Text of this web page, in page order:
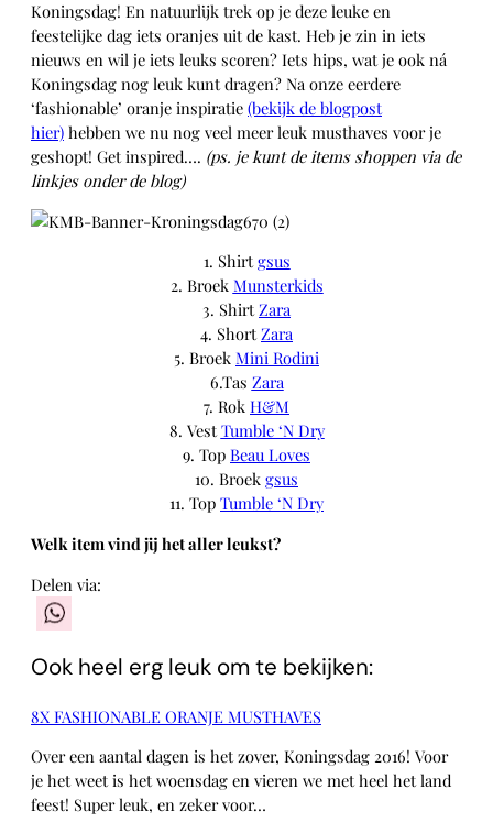
Koningsdag! En natuurlijk trek op je deze leuke en
feestelijke dag iets oranjes uit de kast. Heb je zin in iets
nieuws en wil je iets leuks scoren? Iets hips, wat je ook ná
Koningsdag nog leuk kunt dragen? Na onze eerdere
‘fashionable’ oranje inspiratie (bekijk de blogpost
hier) hebben we nu nog veel meer leuk musthaves voor je
geshopt! Get inspired…. (ps. je kunt de items shoppen via de
linkjes onder de blog)
1. Shirtgsus
2. Broek Munsterkids
3. ShirtZara
4. ShortZara
5. Broek Mini Rodini
6.Tas Zara
7. Rok H&M
8. VestTumble ‘N Dry
9. Top Beau Loves
10. Broek gsus
11. Top Tumble ‘N Dry
Welk item vind jij het aller leukst?
Delen via:
Ook heel erg leuk om te bekijken:
8X FASHIONABLE ORANJE MUSTHAVES
Over een aantal dagen is het zover, Koningsdag 2016! Voor
je het weet is het woensdag en vieren we met heel het land
feest! Super leuk, en zeker voor…